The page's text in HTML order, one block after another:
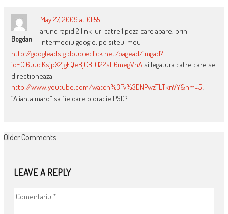
Bogdan
May 27, 2009 at 01:55
arunc rapid 2 link-uri catre 1 poza care apare, prin
intermediu google, pe siteul meu –
http://googleads.g.doubleclick.net/pagead/imgad?
id=CI6uucKsjpX2jgEQeBjCBDII22sL6megVhAsi legatura catre care se
directioneaza
http://www.youtube.com/watch%3Fv%3DNPwzTLTknVY&nm=5.
“Alianta maro” sa fie oare o dracie PSD?
COMMENT
Older Comments
LEAVE A REPLY